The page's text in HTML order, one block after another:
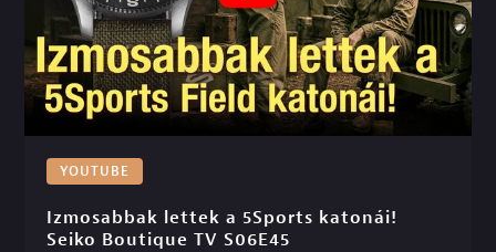
YOUTUBE
Izmosabbak lettek a 5Sports katonái!
Seiko Boutique TV S06E45